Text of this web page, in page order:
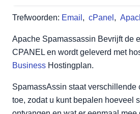
Trefwoorden: Email , cPanel ,
Nieuwe spam automatisch
Blacklisting
Apache Spamassassin Bevrijft de
CPANEL en wordt geleverd met
Business Hostingplan.
SpamassAssin staat verschillende
toe, zodat u kunt bepalen hoeveel